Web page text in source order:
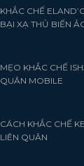
KHẮC CHẾ
BẠI XẠ THỦ BIẾN
MẸO KHẮC CHẾ
QUÂN MOBILE
CÁCH KHẮC CHẾ
LIÊN QUÂN